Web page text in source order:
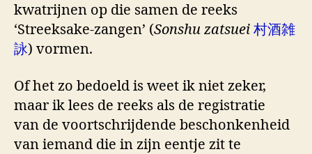
kwatrijnen op die samen de reeks
‘Streeksake-zangen’ (Sonshu zatsuei 村酒雑
詠) vormen.
Of het zo bedoeld is weet ik niet zeker,
maar ik lees de reeks als de registratie
van de voortschrijdende beschonkenheid
van iemand die in zijn eentje zit te